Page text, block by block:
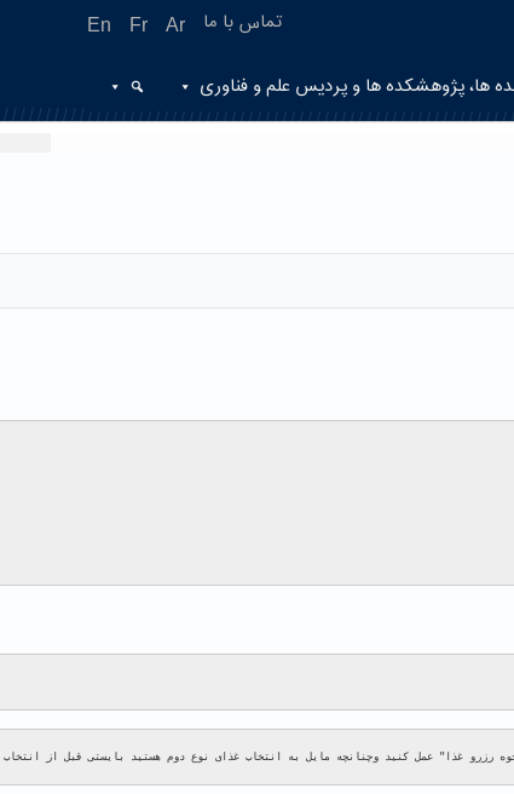
En Fr Ar تماس با ما
ها، پژوهشکده ها و پردیس علم و فناوری
غذا" عمل کنید وچنانچه مایل به انتخاب غذای نوع دوم هستید بایستی قبل از